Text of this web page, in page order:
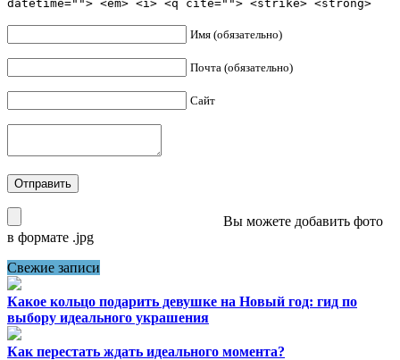
datetime=""> <em> <i> <q cite=""> <strike> <strong>
Имя (обязательно)
Почта (обязательно)
Сайт
Вы можете добавить фото
в формате .jpg
Свежие записи
Какое кольцо подарить девушке на Новый год: гид по
выбору идеального украшения
Как перестать ждать идеального момента?